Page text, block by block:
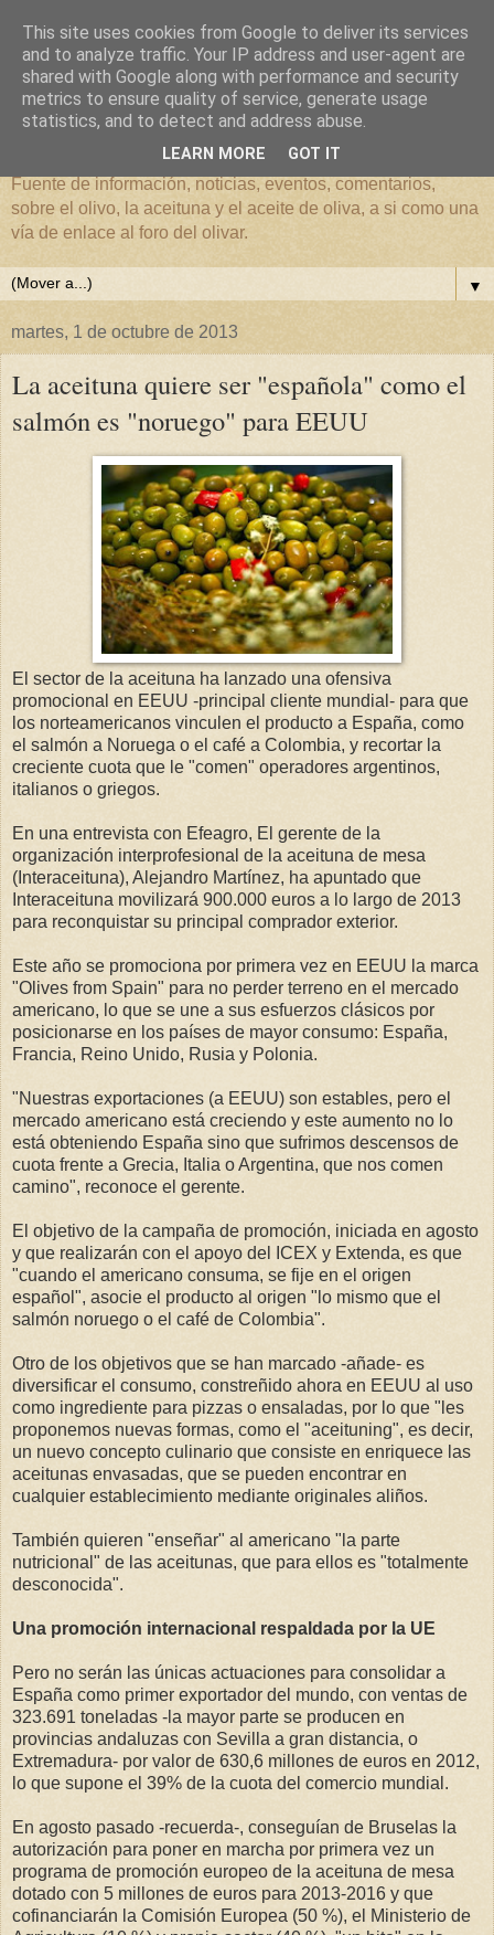
El mundo del Olivar
Fuente de información, noticias, eventos, comentarios,
sobre el olivo, la aceituna y el aceite de oliva, a si como una
vía de enlace al foro del olivar.
▼
martes, 1 de octubre de 2013
La aceituna quiere ser "española" como el
salmón es "noruego" para EEUU
El sector de la aceituna ha lanzado una ofensiva
promocional en EEUU -principal cliente mundial- para que
los norteamericanos vinculen el producto a España, como
el salmón a Noruega o el café a Colombia, y recortar la
creciente cuota que le "comen" operadores argentinos,
italianos o griegos.
En una entrevista con Efeagro, El gerente de la
organización interprofesional de la aceituna de mesa
(Interaceituna), Alejandro Martínez, ha apuntado que
Interaceituna movilizará 900.000 euros a lo largo de 2013
para reconquistar su principal comprador exterior.
Este año se promociona por primera vez en EEUU la marca
"Olives from Spain" para no perder terreno en el mercado
americano, lo que se une a sus esfuerzos clásicos por
posicionarse en los países de mayor consumo: España,
Francia, Reino Unido, Rusia y Polonia.
"Nuestras exportaciones (a EEUU) son estables, pero el
mercado americano está creciendo y este aumento no lo
está obteniendo España sino que sufrimos descensos de
cuota frente a Grecia, Italia o Argentina, que nos comen
camino", reconoce el gerente.
El objetivo de la campaña de promoción, iniciada en agosto
y que realizarán con el apoyo del ICEX y Extenda, es que
"cuando el americano consuma, se fije en el origen
español", asocie el producto al origen "lo mismo que el
salmón noruego o el café de Colombia".
Otro de los objetivos que se han marcado -añade- es
diversificar el consumo, constreñido ahora en EEUU al uso
como ingrediente para pizzas o ensaladas, por lo que "les
proponemos nuevas formas, como el "aceituning", es decir,
un nuevo concepto culinario que consiste en enriquece las
aceitunas envasadas, que se pueden encontrar en
cualquier establecimiento mediante originales aliños.
También quieren "enseñar" al americano "la parte
nutricional" de las aceitunas, que para ellos es "totalmente
desconocida".
Una promoción internacional respaldada por la UE
Pero no serán las únicas actuaciones para consolidar a
España como primer exportador del mundo, con ventas de
323.691 toneladas -la mayor parte se producen en
provincias andaluzas con Sevilla a gran distancia, o
Extremadura- por valor de 630,6 millones de euros en 2012,
lo que supone el 39% de la cuota del comercio mundial.
En agosto pasado -recuerda-, conseguían de Bruselas la
autorización para poner en marcha por primera vez un
programa de promoción europeo de la aceituna de mesa
dotado con 5 millones de euros para 2013-2016 y que
cofinanciarán la Comisión Europea (50 %), el Ministerio de
This site uses cookies from Google to deliver its services
and to analyze traffic. Your IP address and user-agent are
shared with Google along with performance and security
metrics to ensure quality of service, generate usage
statistics, and to detect and address abuse.
LEARN MORE GOT IT